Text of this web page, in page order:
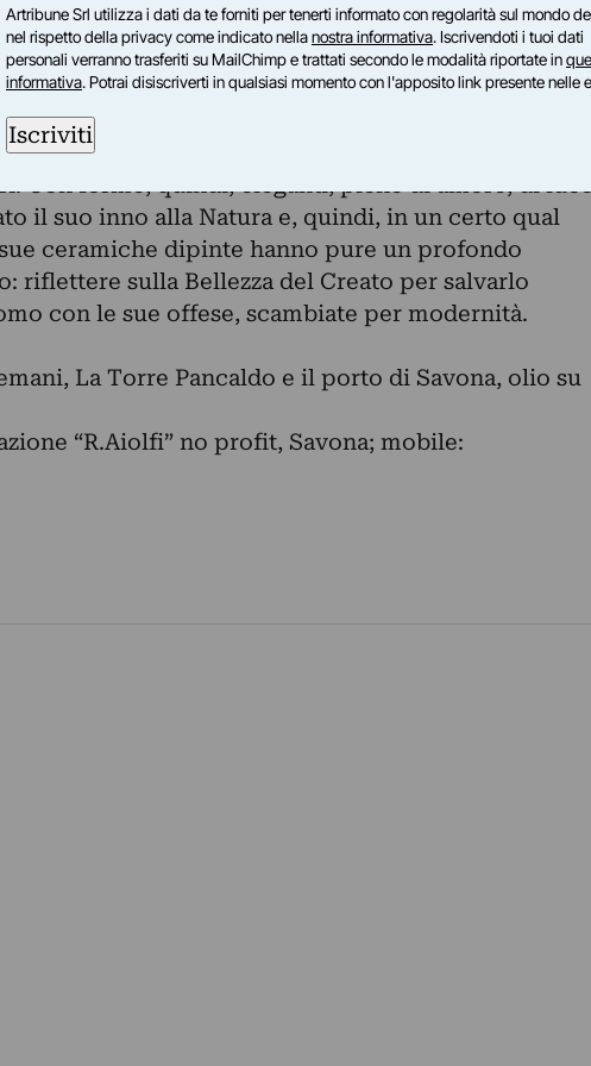
costa verso ovest che sfugge, poi, allo sguardo
verso nuovi orizzonti geografici nel Mediterraneo.
gli alberi, i campanili di tante chiese anche del
dopo opera, ha cercato sempre, con lucida ed
creativa: la Bellezza del Creato dove si nasce, si
Con forme, quindi, eleganti, piene di amore, di
il suo inno alla Natura e, quindi, in un certo qual
ceramiche dipinte hanno pure un profondo
riflettere sulla Bellezza del Creato per salvarlo
con le sue offese, scambiate per modernità.
La Torre Pancaldo e il porto di Savona, olio su
“R.Aiolfi” no profit, Savona; mobile:
Artribune Srl utilizza i dati da te forniti per tenerti informato con regolarità sul mondo
nel rispetto della privacy come indicato nellanostra informativa. Iscrivendoti i tuoi dati
personali verranno trasferiti su MailChimp e trattati secondo le modalità riportate in
informativa. Potrai disiscriverti in qualsiasi momento con l'apposito link presente nelle
Iscriviti